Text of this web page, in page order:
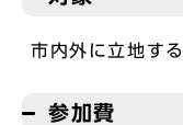
市内外に立地す
参加費